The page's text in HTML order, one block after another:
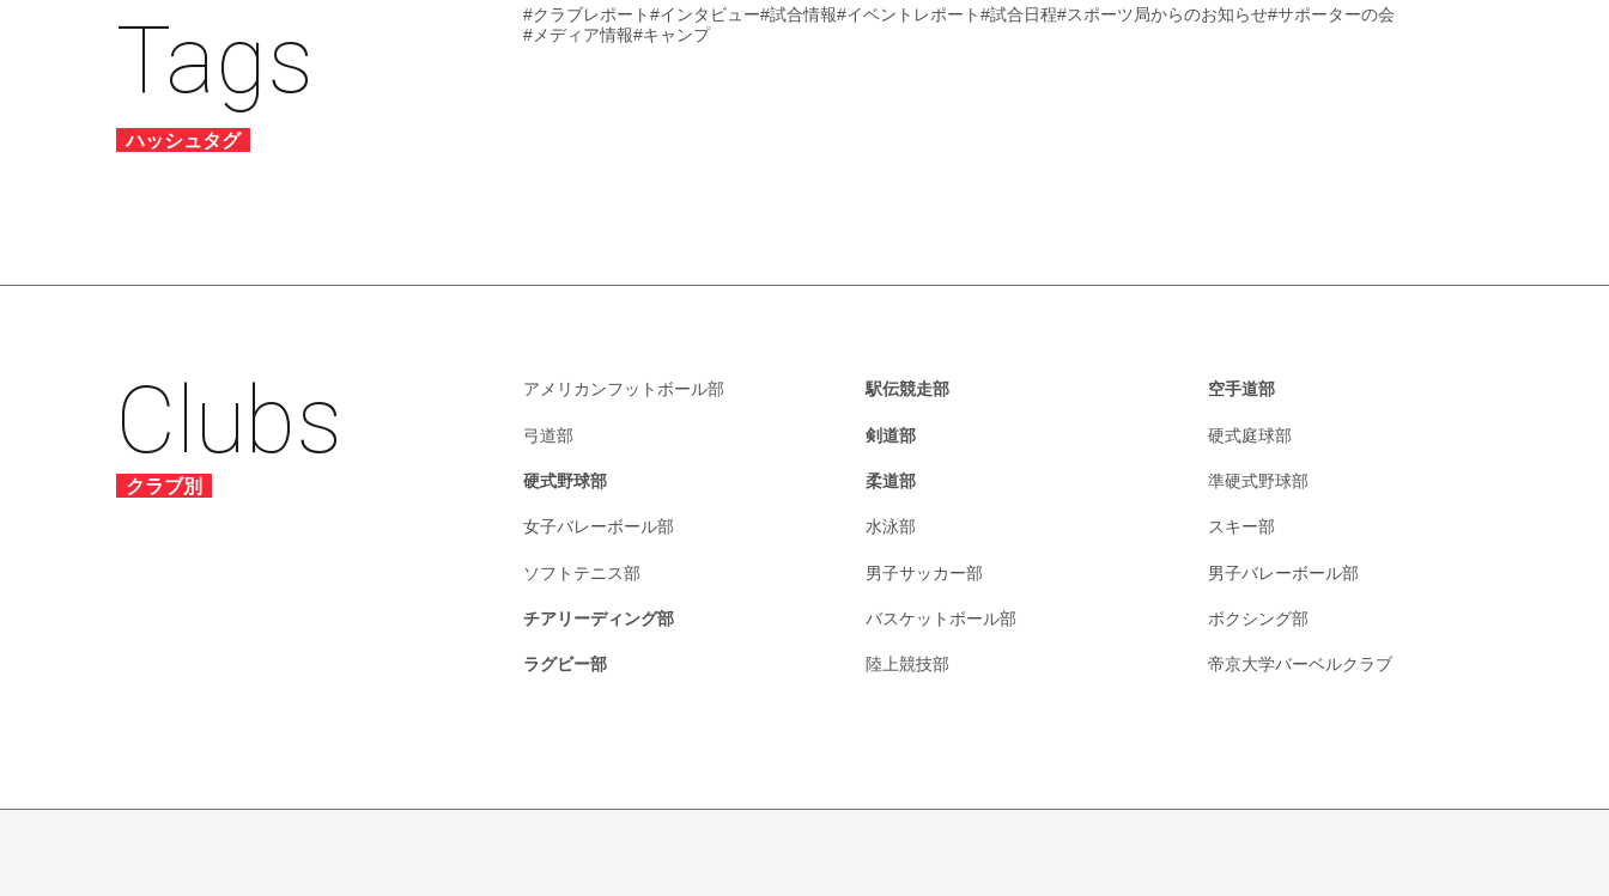
Tags
ハッシュタグ
#クラブレポート#インタビュー#試合情報#イベントレポート#試合日程#スポーツ局からのお知らせ#サポーターの会
#メディア情報#キャンプ
Clubs
クラブ別
アメリカンフットボール部 駅伝競走部 空手道部
弓道部 剣道部 硬式庭球部
硬式野球部 柔道部 準硬式野球部
女子バレーボール部 水泳部 スキー部
ソフトテニス部 男子サッカー部 男子バレーボール部
チアリーディング部 バスケットボール部 ボクシング部
ラグビー部 陸上競技部 帝京大学バーベルクラブ